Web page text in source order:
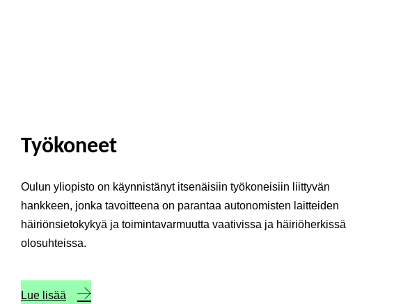
Työkoneet
Oulun yliopisto on käynnistänyt itsenäisiin työkoneisiin liittyvän
hankkeen, jonka tavoitteena on parantaa autonomisten laitteiden
häiriönsietokykyä ja toimintavarmuutta vaativissa ja häiriöherkissä
olosuhteissa.
Lue lisää